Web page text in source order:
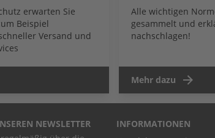
erwarten Sie
Beispiel
Versand und
Alle wichtigen
gesammelt und
nachschlagen!
Mehr dazu
NEWSLETTER
INFORMATIONEN